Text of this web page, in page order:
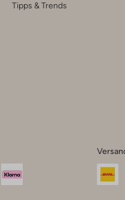
Tipps & Trends